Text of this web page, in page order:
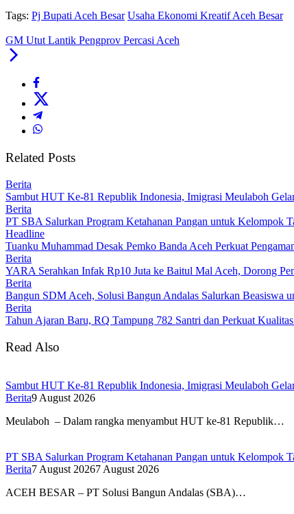
Tags: Pj Bupati Aceh Besar Usaha Ekonomi Kreatif Aceh Besar
GM Utut Lantik Pengprov Percasi Aceh
Related Posts
Berita
Sambut HUT Ke-81 Republik Indonesia, Imigrasi Meulaboh
Berita
PT SBA Salurkan Program Ketahanan Pangan untuk Kelompok
Headline
Tuanku Muhammad Desak Pemko Banda Aceh Perkuat
Berita
YARA Serahkan Infak Rp10 Juta ke Baitul Mal Aceh, Dorong
Berita
Bangun SDM Aceh, Solusi Bangun Andalas Salurkan Beasiswa
Berita
Tahun Ajaran Baru, RQ Tampung 782 Santri dan Perkuat
Read Also
Sambut HUT Ke-81 Republik Indonesia, Imigrasi Meulaboh
Berita9 August 2026
Meulaboh – Dalam rangka menyambut HUT ke-81 Republik…
PT SBA Salurkan Program Ketahanan Pangan untuk Kelompok
Berita7 August 20267 August 2026
ACEH BESAR – PT Solusi Bangun Andalas (SBA)…